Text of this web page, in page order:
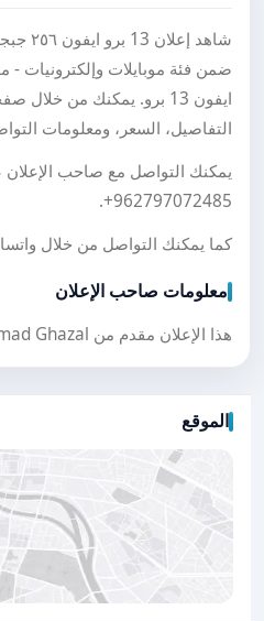
شاهد
ضمن فئة موبايلات وإلكترونيات -
ايفون 13 برو. يمكنك من
التفاصيل، السعر، ومعلومات
يمكنك التواصل مع صاحب الإعلان
+962797072485
.
كما يمكنك التواصل من خلال
معلومات صاحب الإعلان
هذا الإعلان مقدم من Ehab tayseer Mohamad Ghazal.
الموقع